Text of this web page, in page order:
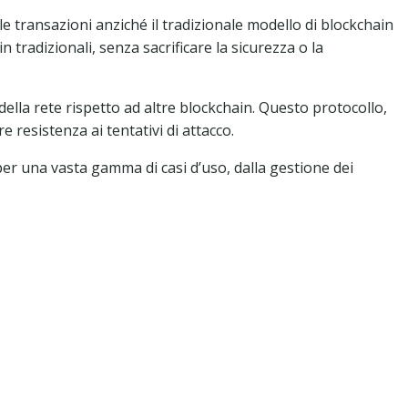
transazioni anziché il tradizionale modello di blockchain
senza sacrificare la sicurezza o la
rete rispetto ad altre blockchain. Questo protocollo,
resistenza ai tentativi di attacco.
una vasta gamma di casi d’uso, dalla gestione dei